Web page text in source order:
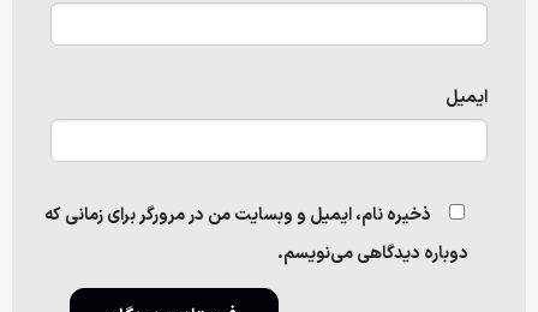
ایمیل
ذخیره نام، ایمیل و وبسایت من در مرورگر برای زمانی که
دوباره دیدگاهی می‌نویسم.